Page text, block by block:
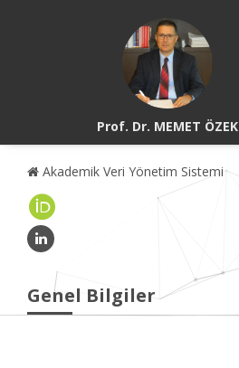
Prof. Dr. MEMET ÖZEK
Akademik Veri Yönetim Sistemi
Genel Bilgiler